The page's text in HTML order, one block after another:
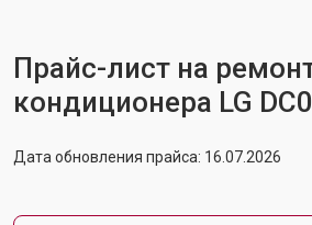
Прайс-лист на
кондиционера LG
Дата обновления прайса: 16.07.2026